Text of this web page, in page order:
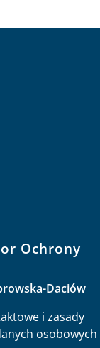
Ochrony
Daciów
i zasady
osobowych